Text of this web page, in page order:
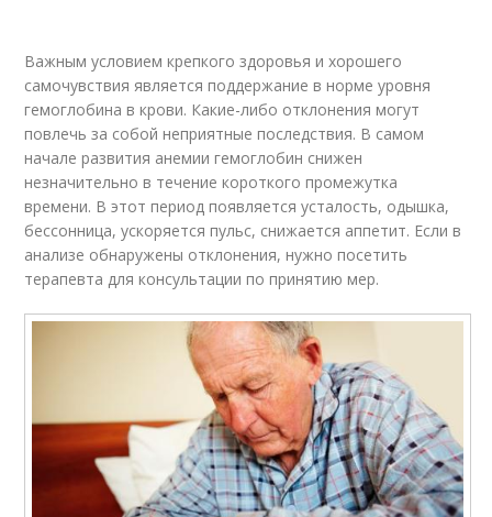
Важным условием крепкого здоровья и хорошего
самочувствия является поддержание в норме уровня
гемоглобина в крови. Какие-либо отклонения могут
повлечь за собой неприятные последствия. В самом
начале развития анемии гемоглобин снижен
незначительно в течение короткого промежутка
времени. В этот период появляется усталость, одышка,
бессонница, ускоряется пульс, снижается аппетит. Если в
анализе обнаружены отклонения, нужно посетить
терапевта для консультации по принятию мер.